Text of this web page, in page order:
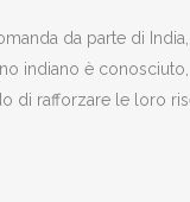
da parte di
indiano è
di rafforzare le loro